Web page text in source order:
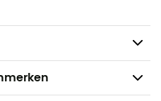
van de foto
15% elastaan